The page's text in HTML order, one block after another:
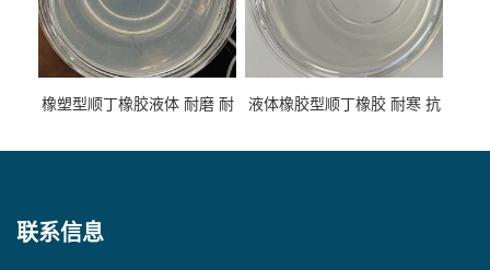
橡塑型顺丁橡胶液体 耐磨 耐
液体橡胶型顺丁橡胶 耐寒 抗
联系信息